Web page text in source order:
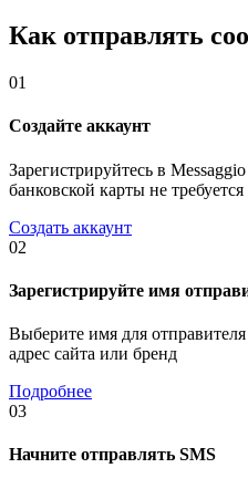
Как отправлять
01
Создайте аккаунт
Зарегистрируйтесь в
банковской карты не требуется
Создать аккаунт
02
Зарегистрируйте имя
Выберите имя для
адрес сайта или бренд
Подробнее
03
Начните отправлять SMS